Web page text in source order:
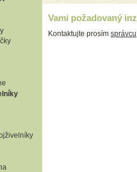
Vami požadovaný
Kontaktujte prosím správcu